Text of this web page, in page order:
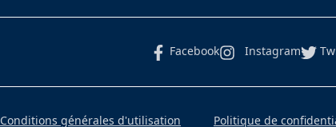
Facebook Instagram
Conditions générales d'utilisation Politique de